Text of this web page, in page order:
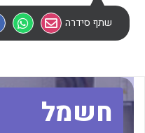
לכל מוצרי היצרן
שתף סידרה
חשמל